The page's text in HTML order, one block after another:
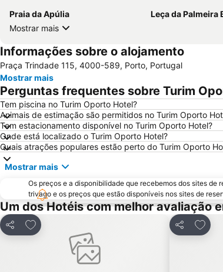
Praia da Apúlia
Leça da Palmeira
Mostrar mais
Informações sobre o alojamento
Praça Trindade 115, 4000-589, Porto, Portugal
Mostrar mais
Perguntas frequentes sobre Turim
Tem piscina no Turim Oporto Hotel?
Animais de estimação são permitidos no Turim Oporto
Tem estacionamento disponível no Turim Oporto Hotel?
Onde está localizado o Turim Oporto Hotel?
Quais atrações populares estão perto do Turim Oporto
Mostrar mais
Os preços e a disponibilidade que recebemos dos sites
trivago e os preços que estão disponíveis nos sites de
Um dos Hotéis com melhor avaliação
Partilhar
Adicionar aos favoritos
Partilhar